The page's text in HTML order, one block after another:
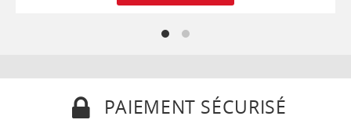
PAIEMENT SÉCURISÉ